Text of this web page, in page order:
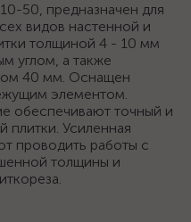
50, предназначен для
видов настенной и
толщиной 4 - 10 мм
углом, а также
40 мм. Оснащен
элементом.
обеспечивают точный и
плитки. Усиленная
проводить работы с
толщины и